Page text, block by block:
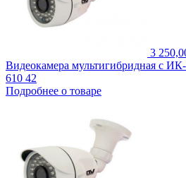
3
Видеокамера мультигибридная с
610 42
Подробнее о товаре